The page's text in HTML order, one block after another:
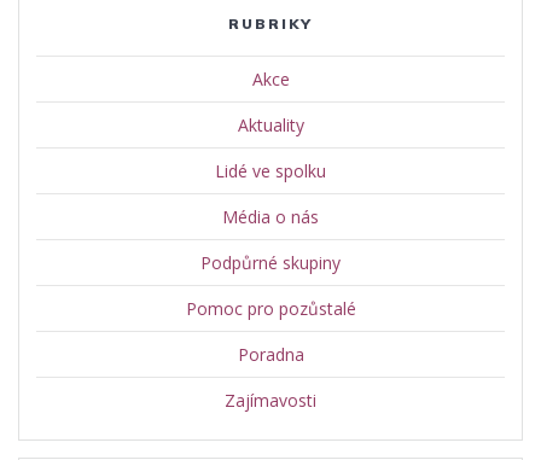
RUBRIKY
Akce
Aktuality
Lidé ve spolku
Média o nás
Podpůrné skupiny
Pomoc pro pozůstalé
Poradna
Zajímavosti